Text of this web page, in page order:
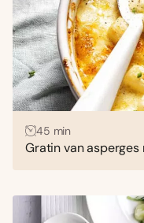
45 min
Gratin van